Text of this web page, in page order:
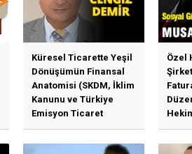
Küresel Ticarette Yeşil
Dönüşümün Finansal
Anatomisi (SKDM, İklim
Kanunu ve Türkiye
Emisyon Ticaret
Sistemi (TR-ETS)
Özel